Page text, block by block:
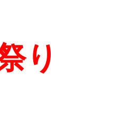
り